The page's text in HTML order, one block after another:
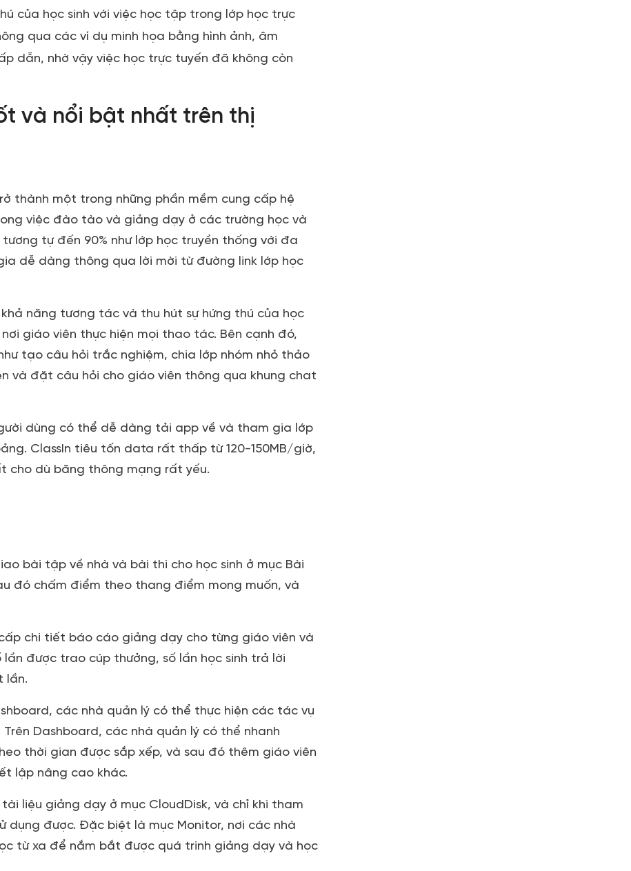
của học sinh với việc học tập trong lớp học trực
qua các ví dụ minh họa bằng hình ảnh, âm
dẫn, nhờ vậy việc học trực tuyến đã không còn
và nổi bật nhất trên thị
thành một trong những phần mềm cung cấp hệ
việc đào tào và giảng dạy ở các trường học và
tự đến 90% như lớp học truyền thống với đa
dễ dàng thông qua lời mời từ đường link lớp học
năng tương tác và thu hút sự hứng thú của học
giáo viên thực hiện mọi thao tác. Bên cạnh đó,
tạo câu hỏi trắc nghiệm, chia lớp nhóm nhỏ thảo
và đặt câu hỏi cho giáo viên thông qua khung chat
dùng có thể dễ dàng tải app về và tham gia lớp
ClassIn tiêu tốn data rất thấp từ 120-150MB/giờ,
cho dù băng thông mạng rất yếu.
bài tập về nhà và bài thi cho học sinh ở mục Bài
đó chấm điểm theo thang điểm mong muốn, và
chi tiết báo cáo giảng dạy cho từng giáo viên và
được trao cúp thưởng, số lần học sinh trả lời
lần.
các nhà quản lý có thể thực hiện các tác vụ
Dashboard, các nhà quản lý có thể nhanh
thời gian được sắp xếp, và sau đó thêm giáo viên
lập nâng cao khác.
liệu giảng dạy ở mục CloudDisk, và chỉ khi tham
dụng được. Đặc biệt là mục Monitor, nơi các nhà
từ xa để nắm bắt được quá trinh giảng dạy và học